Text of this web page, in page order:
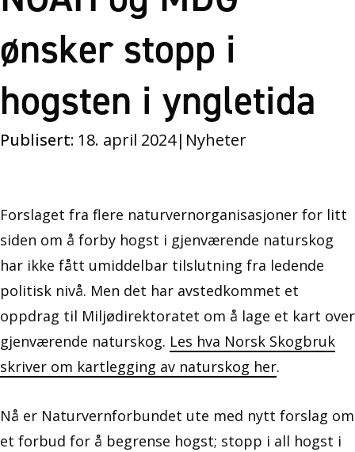
ønsker stopp i
hogsten i yngletida
Publisert: 18. april 2024| Nyheter
Forslaget fra flere naturvernorganisasjoner for litt
siden om å forby hogst i gjenværende naturskog
har ikke fått umiddelbar tilslutning fra ledende
politisk nivå. Men det har avstedkommet et
oppdrag til Miljødirektoratet om å lage et kart over
gjenværende naturskog. Les hva Norsk Skogbruk
skriver om kartlegging av naturskog her.
Nå er Naturvernforbundet ute med nytt forslag om
et forbud for å begrense hogst; stopp i all hogst i